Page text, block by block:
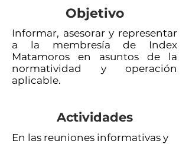
Objetivo
Informar, asesorar y representar
a la membresía de Index
Matamoros en asuntos de la
normatividad y operación
aplicable.
Actividades
En las reuniones informativas y